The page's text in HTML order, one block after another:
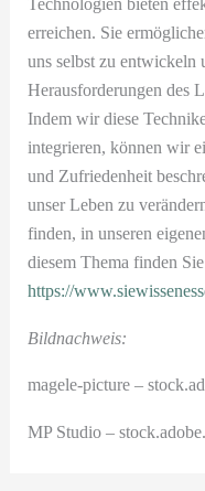
Technologien bieten
erreichen. Sie
uns selbst zu entwickeln
Herausforderungen des
Indem wir diese
integrieren, können wir
und Zufriedenheit
unser Leben zu
finden, in unseren
diesem Thema finden
https://
Bildnachweis:
magele-picture –
MP Studio –